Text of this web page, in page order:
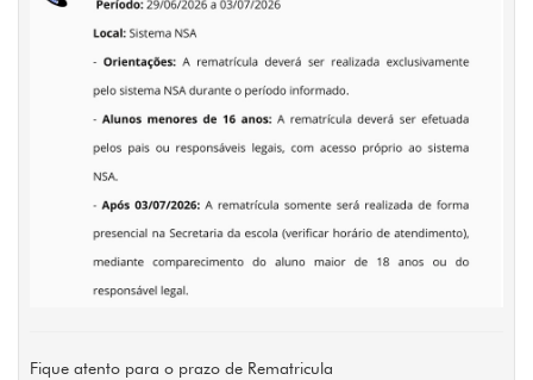
Fique atento para o prazo de Rematricula